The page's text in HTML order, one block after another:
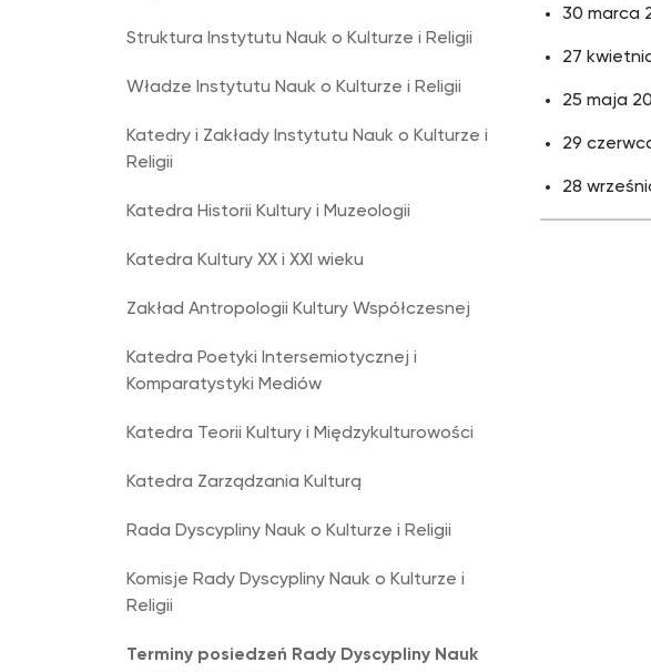
Struktura Instytutu Nauk o Kulturze i Religii
Władze Instytutu Nauk o Kulturze i Religii
Katedry i Zakłady Instytutu Nauk o Kulturze i
Religii
Katedra Historii Kultury i Muzeologii
Katedra Kultury XX i XXI wieku
Zakład Antropologii Kultury Współczesnej
Katedra Poetyki Intersemiotycznej i
Komparatystyki Mediów
Katedra Teorii Kultury i Międzykulturowości
Katedra Zarządzania Kulturą
Rada Dyscypliny Nauk o Kulturze i Religii
Komisje Rady Dyscypliny Nauk o Kulturze i
Religii
Terminy posiedzeń Rady Dyscypliny Nauk
30 marca
27
25 maja
29
28